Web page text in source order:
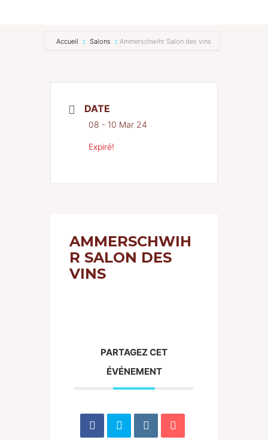
Accueil Salons Ammerschwihr Salon des vins
DATE
08 - 10 Mar 24
Expiré!
AMMERSCHWIH
R SALON DES
VINS
PARTAGEZ CET
ÉVÉNEMENT